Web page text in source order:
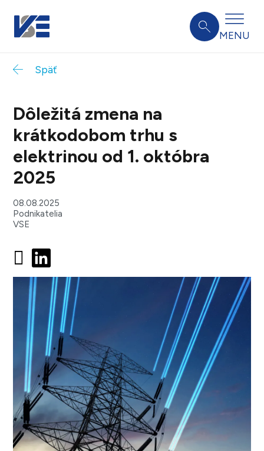
MENU
Späť
Dôležitá zmena na
krátkodobom trhu s
elektrinou od 1. októbra
2025
08.08.2025
Podnikatelia
VSE